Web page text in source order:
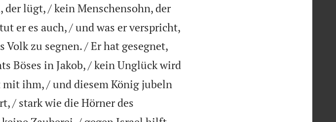
der lügt, / kein Menschensohn, der
er es auch, / und was er verspricht,
Volk zu segnen. / Er hat gesegnet,
Böses in Jakob, / kein Unglück wird
ihm, / und diesem König jubeln
/ stark wie die Hörner des